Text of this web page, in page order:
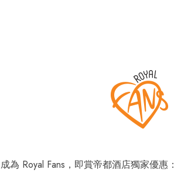
成為 Royal Fans，即賞帝都酒店獨家優惠：